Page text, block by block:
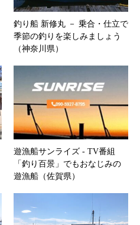
釣り船 新修丸 － 乗合・仕立で
季節の釣りを楽しみましょう
（神奈川県）
遊漁船サンライズ ‐ TV番組
「釣り百景」でもおなじみの
遊漁船（佐賀県）